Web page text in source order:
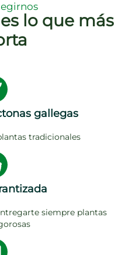
lo que más
gallegas
tradicionales
siempre plantas